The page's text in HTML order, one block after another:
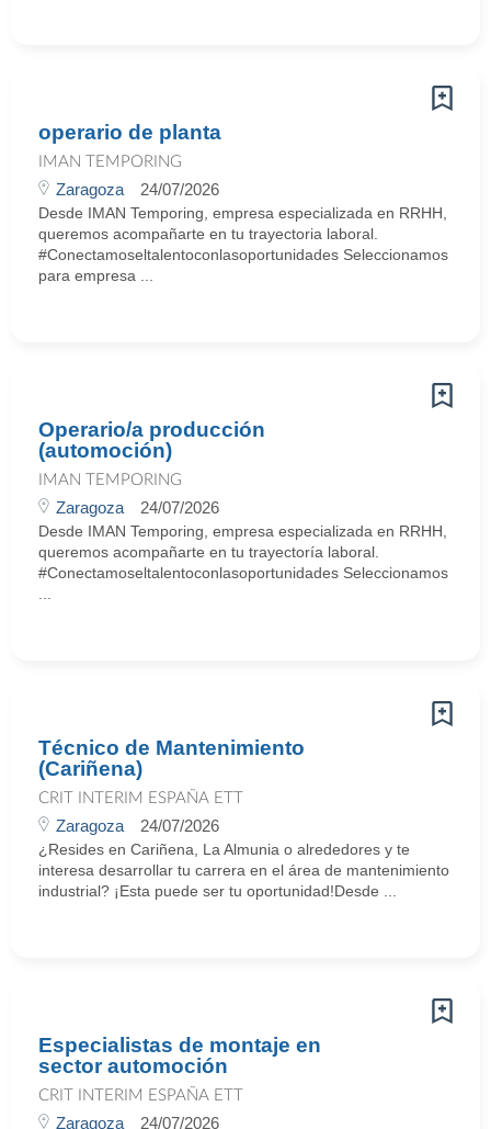
operario de planta
IMAN TEMPORING
Zaragoza 24/07/2026
Desde IMAN Temporing, empresa especializada en RRHH,
queremos acompañarte en tu trayectoria laboral.
#Conectamoseltalentoconlasoportunidades Seleccionamos
para empresa ...
Operario/a producción
(automoción)
IMAN TEMPORING
Zaragoza 24/07/2026
Desde IMAN Temporing, empresa especializada en RRHH,
queremos acompañarte en tu trayectoría laboral.
#Conectamoseltalentoconlasoportunidades Seleccionamos
Técnico de Mantenimiento
(Cariñena)
CRIT INTERIM ESPAÑA ETT
Zaragoza 24/07/2026
¿Resides en Cariñena, La Almunia o alrededores y te
interesa desarrollar tu carrera en el área de mantenimiento
industrial? ¡Esta puede ser tu oportunidad!Desde ...
Especialistas de montaje en
sector automoción
CRIT INTERIM ESPAÑA ETT
Zaragoza 24/07/2026